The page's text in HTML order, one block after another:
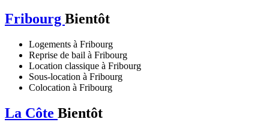
Fribourg Bientôt
Logements à Fribourg
Reprise de bail à Fribourg
Location classique à Fribourg
Sous-location à Fribourg
Colocation à Fribourg
La Côte Bientôt